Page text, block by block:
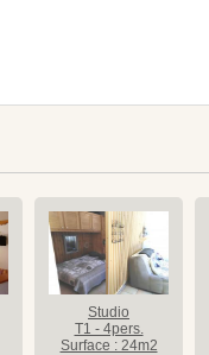
Studio
T1 - 4pers.
Surface : 24m2